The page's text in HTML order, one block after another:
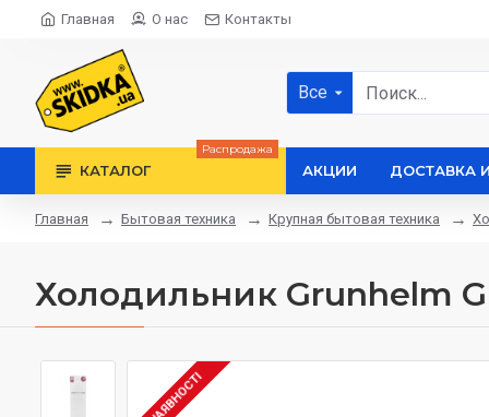
Главная О нас Контакты
Все
КАТАЛОГ
Распродажа
АКЦИИ ДОСТАВКА
Главная Бытовая техника Крупная бытовая техника
Холодильник Grunhelm
В НАЯВНОСТІ